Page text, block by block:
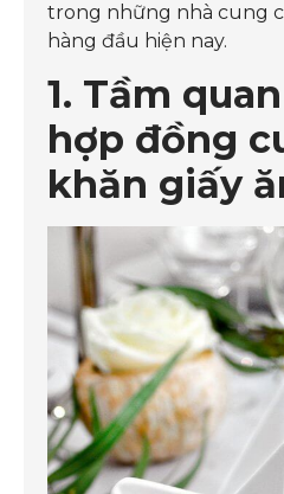
trong những nhà cung
hàng đầu hiện nay.
1. Tầm
hợp đồng
khăn giấy